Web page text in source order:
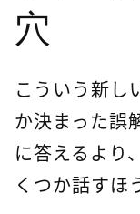
穴
こういう新し
か決まった誤
に答えるより
くつか話すほ